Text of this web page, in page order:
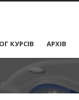
КУРСІВ АРХІВ